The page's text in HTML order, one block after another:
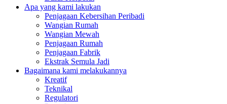
Apa yang kami lakukan
Penjagaan Kebersihan Peribadi
Wangian Rumah
Wangian Mewah
Penjagaan Rumah
Penjagaan Fabrik
Ekstrak Semula Jadi
Bagaimana kami melakukannya
Kreatif
Teknikal
Regulatori